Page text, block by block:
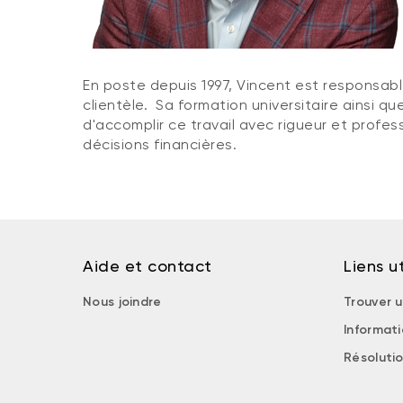
En poste depuis 1997, Vincent est
clientèle. Sa formation universitaire ainsi
d'accomplir ce travail avec rigueur et
décisions financières.
Aide et contact
Nous joindre
Liens
Trouver